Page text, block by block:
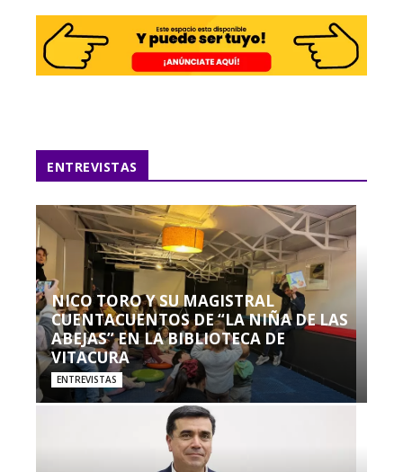
ENTREVISTAS
NICO TORO Y SU MAGISTRAL
CUENTACUENTOS DE “LA NIÑA DE LAS
ABEJAS” EN LA BIBLIOTECA DE
VITACURA
ENTREVISTAS